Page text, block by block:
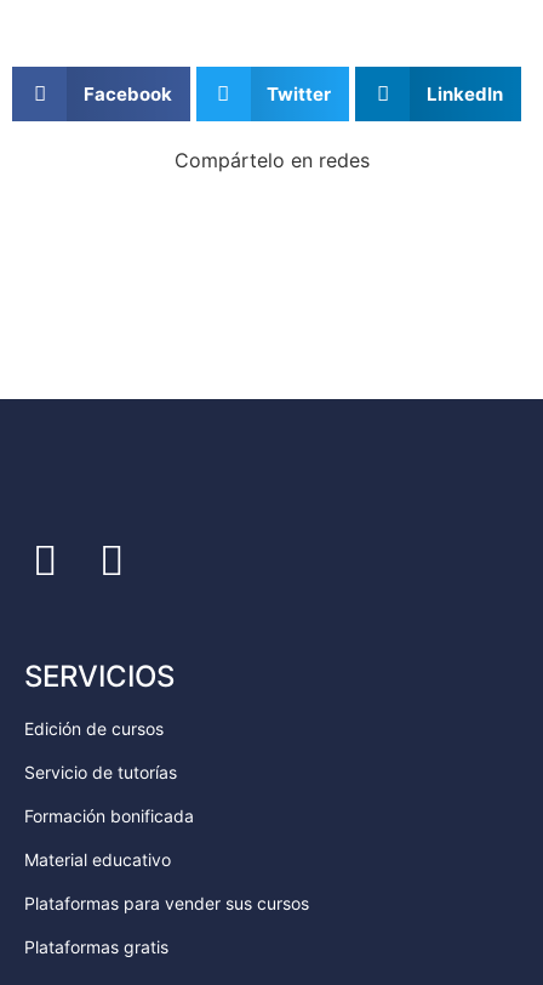
Facebook Twitter LinkedIn
Compártelo en redes
SERVICIOS
Edición de cursos
Servicio de tutorías
Formación bonificada
Material educativo
Plataformas para vender sus cursos
Plataformas gratis